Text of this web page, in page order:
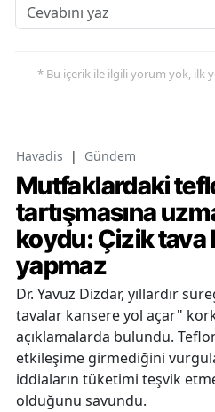
* Bu içerik ile ilgili yorum yok, ilk
Havadis | Gündem
Mutfaklardaki
tartışmasına
koydu: Çizik tava
yapmaz
Dr. Yavuz Dizdar, yıllardır
tavalar kansere yol açar"
açıklamalarda bulundu.
etkileşime girmediğini
iddiaların tüketimi teşvik
olduğunu savundu.